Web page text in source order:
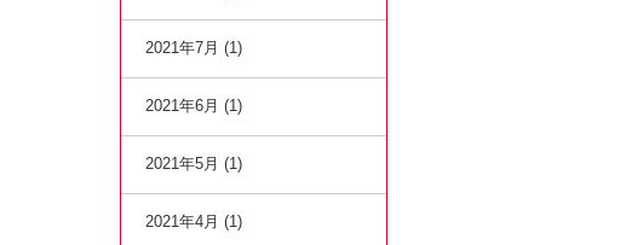
2021年7月 (1)
2021年6月 (1)
2021年5月 (1)
2021年4月 (1)